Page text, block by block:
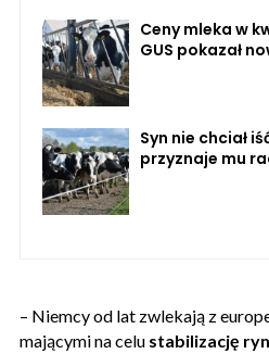
Ceny mleka w
GUS pokazał
Syn nie chciał
przyznaje mu
– Niemcy od lat zwlekają z
mającymi na celu stabilizację